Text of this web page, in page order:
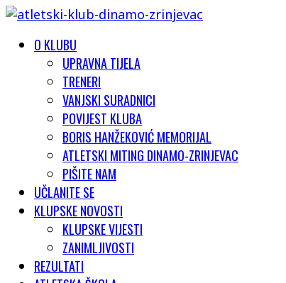
O KLUBU
UPRAVNA TIJELA
TRENERI
VANJSKI SURADNICI
POVIJEST KLUBA
BORIS HANŽEKOVIĆ MEMORIJAL
ATLETSKI MITING DINAMO-ZRINJEVAC
PIŠITE NAM
UČLANITE SE
KLUPSKE NOVOSTI
KLUPSKE VIJESTI
ZANIMLJIVOSTI
REZULTATI